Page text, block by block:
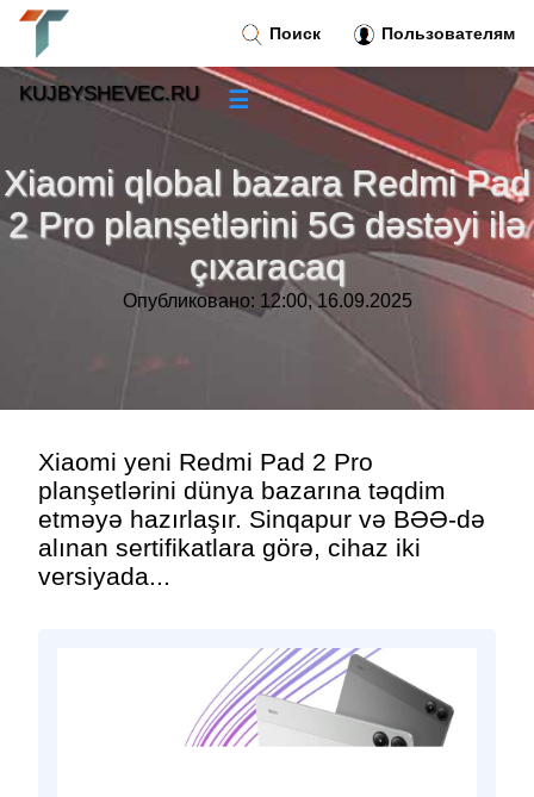
Xiaomi qlobal bazara Redmi Pad
2 Pro planşetlərini 5G dəstəyi ilə
çıxaracaq
Опубликовано: 12:00, 16.09.2025
Xiaomi yeni Redmi Pad 2 Pro
planşetlərini dünya bazarına təqdim
etməyə hazırlaşır. Sinqapur və BƏƏ-də
alınan sertifikatlara görə, cihaz iki
versiyada...
Поиск Пользователям
KUJBYSHEVEC.RU ☰
Новости»
Тренды новостей»
Рубрики»
Контакт»